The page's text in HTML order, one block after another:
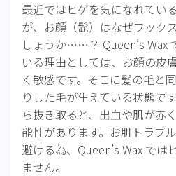
最近ではヒゲを気になれてい
が、お顔（髭）はなぜワック
しょうか……？ Queen’s Wax
いる理由としては、お顔の皮
く敏感です。そこに髪の毛と
りした毛が生えている状態で
ら抜き取ると、出血や肌が赤
能性があります。お肌トラブ
避ける為、Queen’s Wax では
ません。